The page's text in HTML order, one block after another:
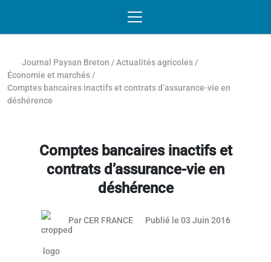
Journal Paysan Breton /Actualités agricoles /
Économie et marchés /
Comptes bancaires inactifs et contrats d’assurance-vie en
déshérence
Comptes bancaires inactifs et
contrats d’assurance-vie en
déshérence
ParCER FRANCE Publié le 03 Juin 2016